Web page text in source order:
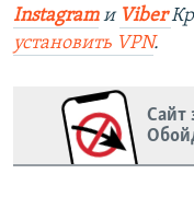
Instagramи Viber
установить VPN.
Сайт